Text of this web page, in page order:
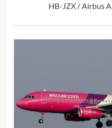
HB-JZX / Airbus